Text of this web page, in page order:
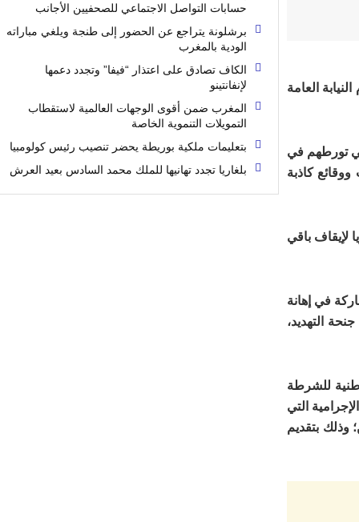
العامة
تورطهم في
كاذبة
لإيقاف باقي
في إهانة
التهديد،
للشرطة
التي
وذلك بتقديم
حسابات التواصل الاجتماعي للصحفيين الأجانب
برشلونة يتراجع عن الحضور إلى طنجة ويلغي مباراته
الودية بالمغرب
الكاف تصادق على اعتذار “فيفا” وتجدد دعمها
لإنفانتينو
المغرب ضمن أقوى الوجهات العالمية لاستقطاب
التمويلات التنموية الخاصة
بتعليمات ملكية بوريطة يحضر تنصيب رئيس كولومبيا
بلغاريا تجدد تهانيها للملك محمد السادس بعيد العرش